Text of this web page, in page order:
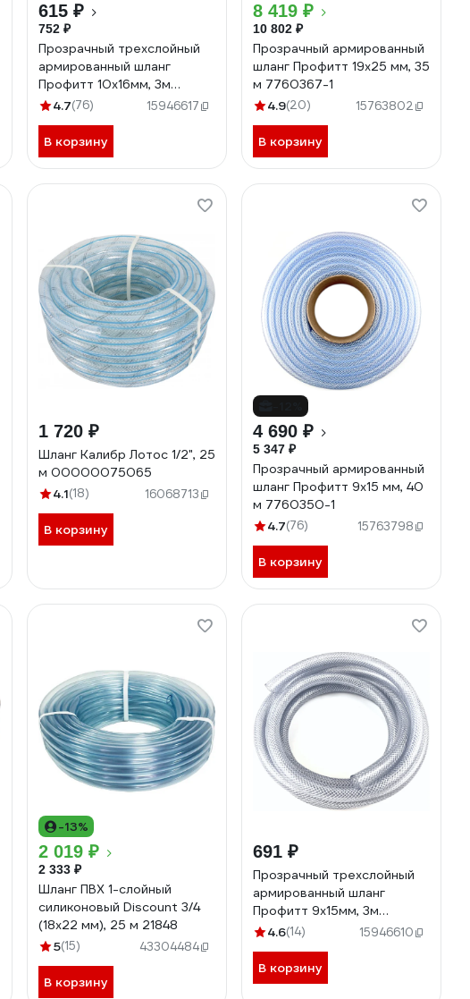
615 ₽
752 ₽
Прозрачный трехслойный
армированный шланг
Профитт 10х16мм, 3м
4823624
4.7(76) 15946617
В корзину
8 419 ₽
10 802 ₽
Прозрачный армированный
шланг Профитт 19х25 мм, 35
м 7760367-1
4.9(20) 15763802
В корзину
1 720 ₽
Шланг Калибр Лотос 1/2", 25
м 00000075065
4.1(18) 16068713
В корзину
4 690 ₽
5 347 ₽
Прозрачный армированный
шланг Профитт 9х15 мм, 40
м 7760350-1
4.7(76) 15763798
В корзину
-13%
2 019 ₽
2 333 ₽
Шланг ПВХ 1-слойный
силиконовый Discount 3/4
(18х22 мм), 25 м 21848
5(15) 43304484
В корзину
691 ₽
Прозрачный трехслойный
армированный шланг
Профитт 9х15мм, 3м
4823372
4.6(14) 15946610
В корзину